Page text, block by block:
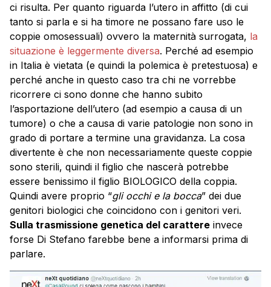
ci risulta. Per quanto riguarda l’utero in affitto (di cui
tanto si parla e si ha timore ne possano fare uso le
coppie omosessuali) ovvero la maternità surrogata, la
situazione è leggermente diversa. Perché ad esempio
in Italia è vietata (e quindi la polemica è pretestuosa) e
perché anche in questo caso tra chi ne vorrebbe
ricorrere ci sono donne che hanno subito
l’asportazione dell’utero (ad esempio a causa di un
tumore) o che a causa di varie patologie non sono in
grado di portare a termine una gravidanza. La cosa
divertente è che non necessariamente queste coppie
sono sterili, quindi il figlio che nascerà potrebbe
essere benissimo il figlio BIOLOGICO della coppia.
Quindi avere proprio “gli occhi e la bocca” dei due
genitori biologici che coincidono con i genitori veri.
Sulla trasmissione genetica del carattere invece
forse Di Stefano farebbe bene a informarsi prima di
parlare.